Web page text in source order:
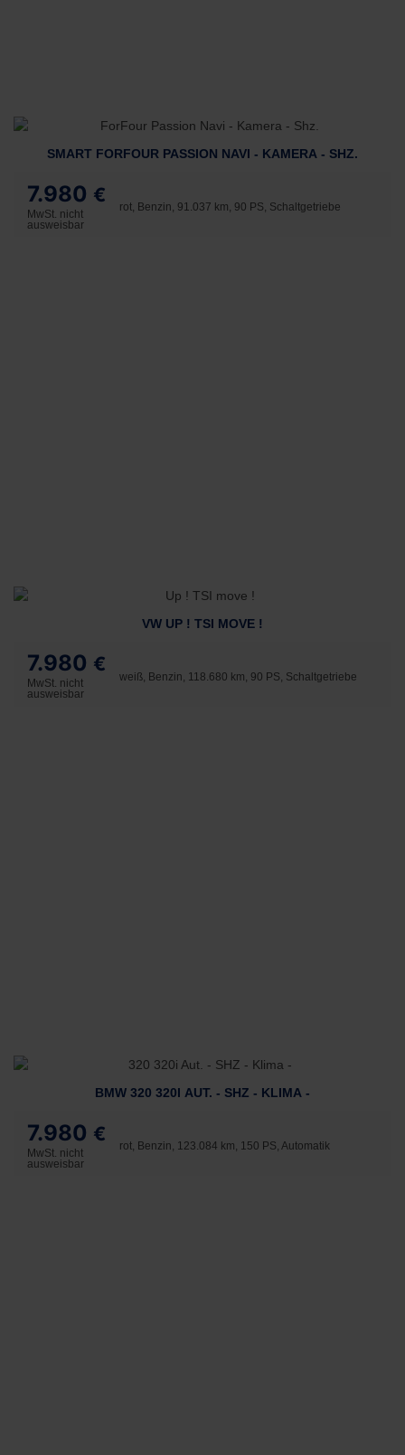
SMART FORFOUR PASSION NAVI - KAMERA - SHZ.
7.980 €
MwSt. nicht
ausweisbar
rot, Benzin, 91.037 km, 90 PS, Schaltgetriebe
VW UP ! TSI MOVE !
7.980 €
MwSt. nicht
ausweisbar
weiß, Benzin, 118.680 km, 90 PS, Schaltgetriebe
BMW 320 320I AUT. - SHZ - KLIMA -
7.980 €
MwSt. nicht
ausweisbar
rot, Benzin, 123.084 km, 150 PS, Automatik